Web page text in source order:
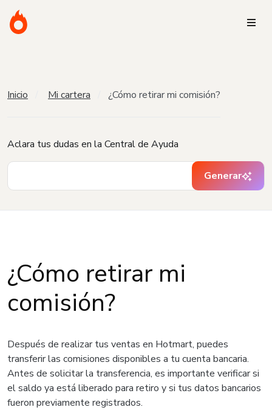
Inicio Mi cartera ¿Cómo retirar mi comisión?
Aclara tus dudas en la Central de Ayuda
Generar
¿Cómo retirar mi
comisión?
Después de realizar tus ventas en Hotmart, puedes
transferir las comisiones disponibles a tu cuenta bancaria.
Antes de solicitar la transferencia, es importante verificar si
el saldo ya está liberado para retiro y si tus datos bancarios
fueron previamente registrados.